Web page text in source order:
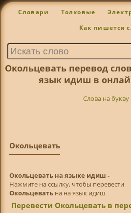
Словари Толковые
Как пишется
Окольцевать перевод
язык идиш в
Слова на букву
Окольцевать
Окольцевать на языке идиш -
Нажмите на ссылку, чтобы перевести
Окольцеватьна на язык идиш
Перевести Окольцевать в